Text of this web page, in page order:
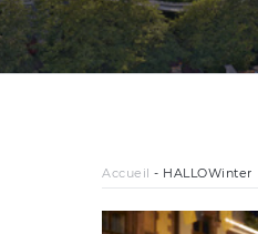
Accueil - HALLOWinter